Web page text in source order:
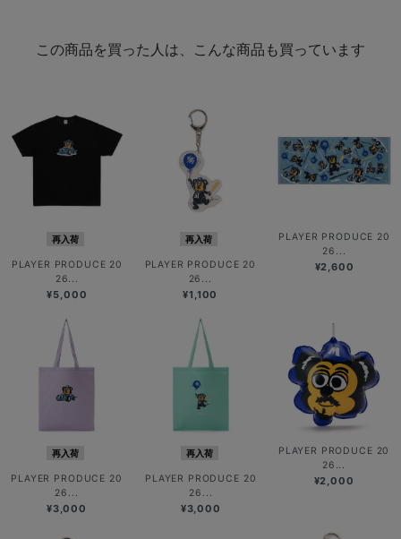
この商品を買った人は、こんな商品も買っています
再入荷
PLAYER PRODUCE 20
26...
¥5,000
再入荷
PLAYER PRODUCE 20
26...
¥1,100
PLAYER PRODUCE 20
26...
¥2,600
再入荷
PLAYER PRODUCE 20
26...
¥3,000
再入荷
PLAYER PRODUCE 20
26...
¥3,000
PLAYER PRODUCE 20
26...
¥2,000